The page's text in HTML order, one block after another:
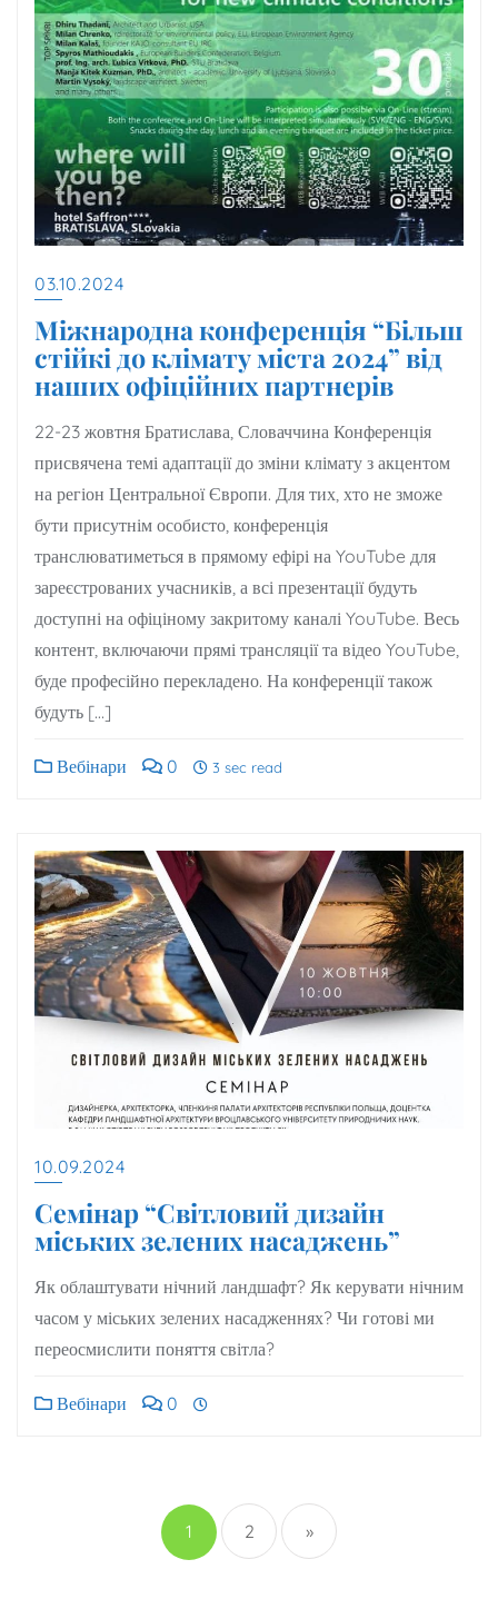
03.10.2024
Міжнародна конференція “Більш
стійкі до клімату міста 2024” від
наших офіційних партнерів
22-23 жовтня Братислава, Словаччина Конференція
присвячена темі адаптації до зміни клімату з акцентом
на регіон Центральної Європи. Для тих, хто не зможе
бути присутнім особисто, конференція
транслюватиметься в прямому ефірі на YouTube для
зареєстрованих учасників, а всі презентації будуть
доступні на офіціному закритому каналі YouTube. Весь
контент, включаючи прямі трансляції та відео YouTube,
буде професійно перекладено. На конференції також
будуть […]
Вебінари 0 3 sec read
10.09.2024
Семінар “Світловий дизайн
міських зелених насаджень”
Як облаштувати нічний ландшафт? Як керувати нічним
часом у міських зелених насадженнях? Чи готові ми
переосмислити поняття світла?
Вебінари 0
1 2 »